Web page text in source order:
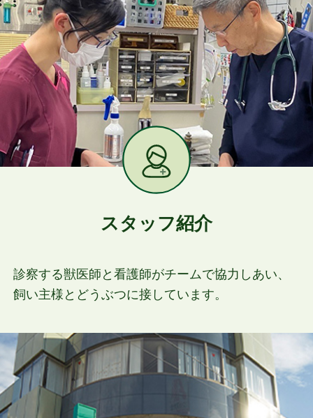
スタッフ紹介
診察する獣医師と看護師がチームで協力しあい、
飼い主様とどうぶつに接しています。